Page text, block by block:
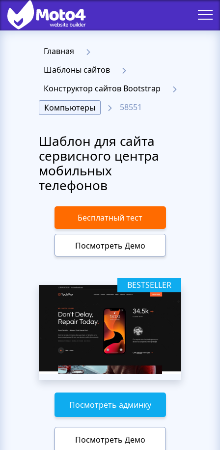
Главная
Шаблоны сайтов
Конструктор сайтов Bootstrap
Компьютеры
58551
Шаблон для сайта
сервисного центра
мобильных
телефонов
Бесплатный тест
Посмотреть Демо
BESTSELLER
Посмотреть админку
Посмотреть Демо